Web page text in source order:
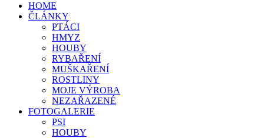
HOME
ČLÁNKY
PTÁCI
HMYZ
HOUBY
RYBAŘENÍ
MUŠKAŘENÍ
ROSTLINY
MOJE VÝROBA
NEZAŘAZENÉ
FOTOGALERIE
PSI
HOUBY